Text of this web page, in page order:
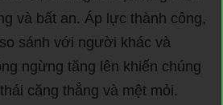
và bất an. Áp lực thành công,
sánh với người khác và
ngừng tăng lên khiến chúng
căng thẳng và mệt mỏi.